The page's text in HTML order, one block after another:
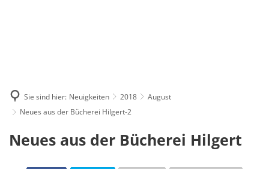
Sie sind hier: Neuigkeiten 2018
August
Neues aus der Bücherei Hilgert-2
Neues aus der Bücherei Hilgert